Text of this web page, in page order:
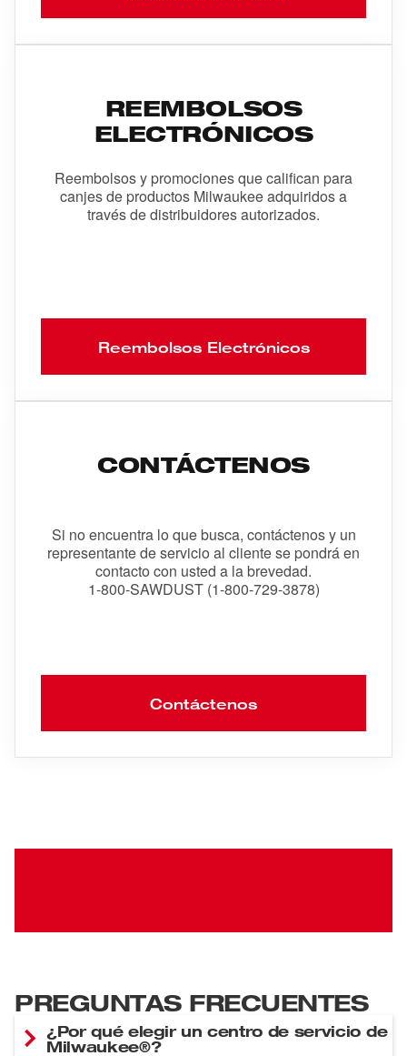
REEMBOLSOS
ELECTRÓNICOS
Reembolsos y promociones que califican para
canjes de productos Milwaukee adquiridos a
través de distribuidores autorizados.
Reembolsos Electrónicos
CONTÁCTENOS
Si no encuentra lo que busca, contáctenos y un
representante de servicio al cliente se pondrá en
contacto con usted a la brevedad.
1-800-SAWDUST (1-800-729-3878)
Contáctenos
PREGUNTAS FRECUENTES
¿Por qué elegir un centro de servicio de
Milwaukee®?